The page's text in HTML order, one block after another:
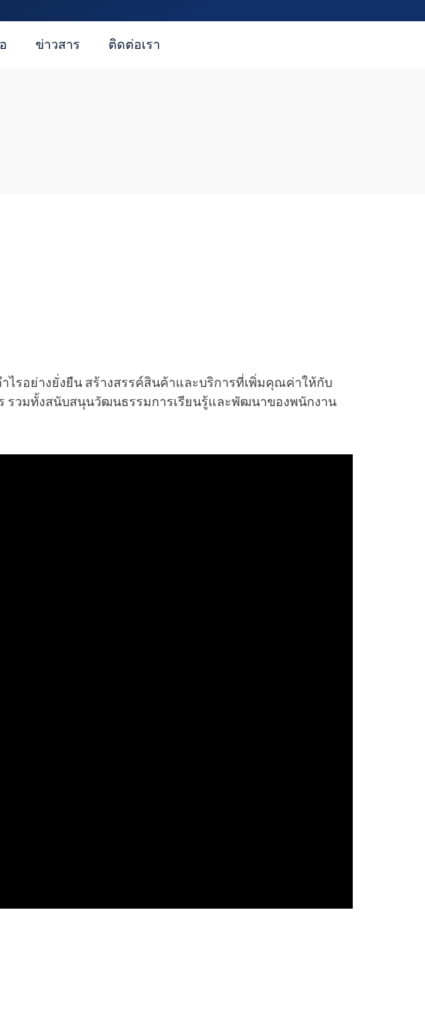
ข่าวสาร ติดต่อเรา
ำไรอย่างยั่งยืน สร้างสรรค์สินค้าและบริการที่เพิ่มคุณค่าให้กับ
รวมทั้งสนับสนุนวัฒนธรรมการเรียนรู้และพัฒนาของพนักงาน